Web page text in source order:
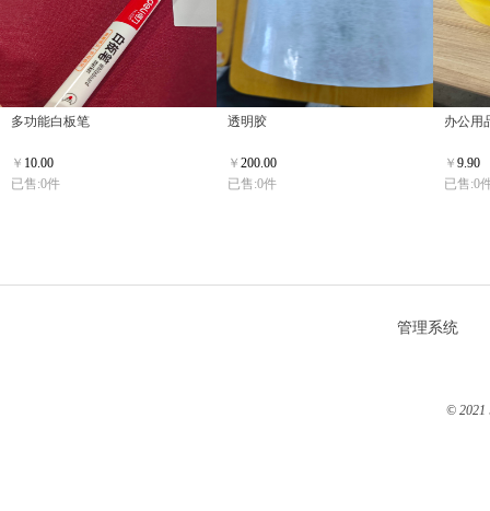
多功能白板笔
￥ 10.00
已售:0件
透明胶
￥ 200.00
已售:0件
办公用
￥ 9.90
已售:0
管理系统
© 2021